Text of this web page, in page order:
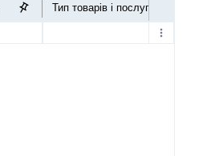
Тип товарів і послуг